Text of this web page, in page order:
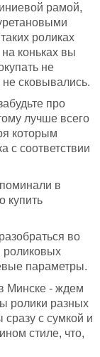
рамой,
роликах
коньках вы
не
сковывались.
про
лучше всего
которым
с соответствии
в
купить
во
роликовых
параметры.
Минске - ждем
ролики разных
с сумкой и
стиле, что,